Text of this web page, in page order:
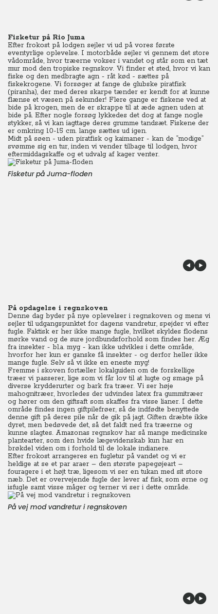
Fisketur på Rio Juma
Efter frokost på lodgen sejler vi ud på vores første
eventyrlige oplevelse. I motorbåde sejler vi gennem det store
vådområde, hvor træerne vokser i vandet og står som en tæt
mur mod den tropiske regnskov. Vi finder et sted, hvor vi kan
fiske og den medbragte agn - råt kød - sættes på
fiskekrogene. Vi forsøger at fange de glubske piratfisk
(piranha), der med deres skarpe tænder er kendt for at kunne
flænse et væsen på sekunder! Flere gange er fiskene ved at
bide på krogen, men de er skrappe til at æde agnen uden at
bide på. Efter nogle forsøg lykkedes det dog at fange nogle
stykker, så vi kan iagttage deres grumme tandsæt. Fiskene der
er omkring 10-15 cm. lange sættes ud igen.
Midt på søen - uden piratfisk og kaimaner - kan de ”modige”
svømme sig en tur, inden vi vender tilbage til lodgen, hvor
eftermiddagskaffe og et udvalg af kager venter.
Fisketur på Juma-floden
På opdagelse i regnskoven
Denne dag byder på nye oplevelser i regnskoven og mens vi
sejler til udgangspunktet for dagens vandretur, spejder vi efter
fugle. Faktisk er her ikke mange fugle, hvilket skyldes flodens
mørke vand og de sure jordbundsforhold som findes her. Æg
fra insekter - bl.a. myg - kan ikke udvikles i dette område,
hvorfor her kun er ganske få insekter - og derfor heller ikke
mange fugle. Selv så vi ikke en eneste myg!
Fremme i skoven fortæller lokalguiden om de forskellige
træer vi passerer, lige som vi får lov til at lugte og smage på
diverse krydderurter og bark fra træer. Vi ser høje
mahognitræer, hvorledes der udvindes latex fra gummitræer
og hører om den giftsaft som skaffes fra visse lianer. I dette
område findes ingen giftpilefrøer, så de indfødte benyttede
denne gift på deres pile når de gik på jagt. Giften dræbte ikke
dyret, men bedøvede det, så det faldt ned fra træerne og
kunne slagtes. Amazonas regnskov har så mange medicinske
plantearter, som den hvide lægevidenskab kun har en
brøkdel viden om i forhold til de lokale indianere.
Efter frokost arrangeres en fugletur på vandet og vi er
heldige at se et par araer – den største papegøjeart –
fouragere i et højt træ, ligesom vi ser en tukan med sit store
næb. Det er overvejende fugle der lever af fisk, som ørne og
isfugle samt visse måger og terner vi ser i dette område.
På vej mod vandretur i regnskoven